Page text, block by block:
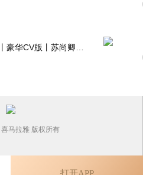
打开APP
喜马拉雅 版权所有